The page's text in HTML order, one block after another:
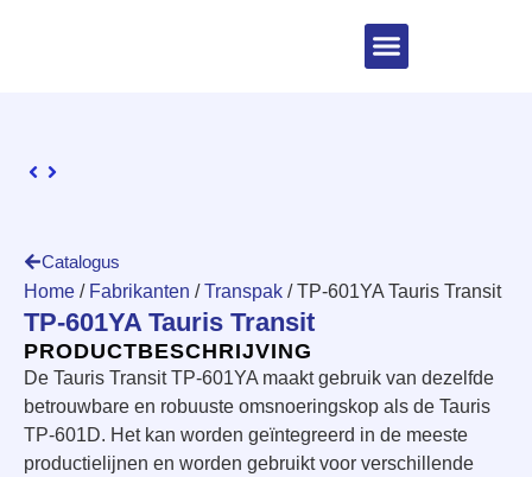
Catalogus
Home / Fabrikanten /Transpak / TP-601YA Tauris Transit
TP-601YA Tauris Transit
PRODUCTBESCHRIJVING
De Tauris Transit TP-601YA maakt gebruik van dezelfde
betrouwbare en robuuste omsnoeringskop als de Tauris
TP-601D. Het kan worden geïntegreerd in de meeste
productielijnen en worden gebruikt voor verschillende